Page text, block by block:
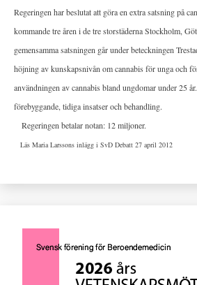
Regeringen har beslutat att göra en extra satsning på
kommande tre åren i de tre storstäderna Stockholm,
gemensamma satsningen går under beteckningen
höjning av kunskapsnivån om cannabis för unga och
användningen av cannabis bland ungdomar under 25
förebyggande, tidiga insatser och behandling.
Regeringen betalar notan: 12 miljoner.
Läs Maria Larssons inlägg i SvD Debatt 27 april 2012